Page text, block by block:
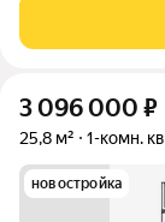
комплексе
Волгогpадa.
3 096 000 ₽
25,8 м² 1-комн.
новостройка